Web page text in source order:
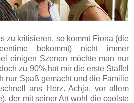
zu kritisieren, so kommt Fiona (die
bekommt) nicht immer
einigen Szenen möchte man nur
zu 90% hat mir die erste Staffel
nur Spaß gemacht und die Familie
ans Herz. Achja, vor allem
der mit seiner Art wohl die coolste